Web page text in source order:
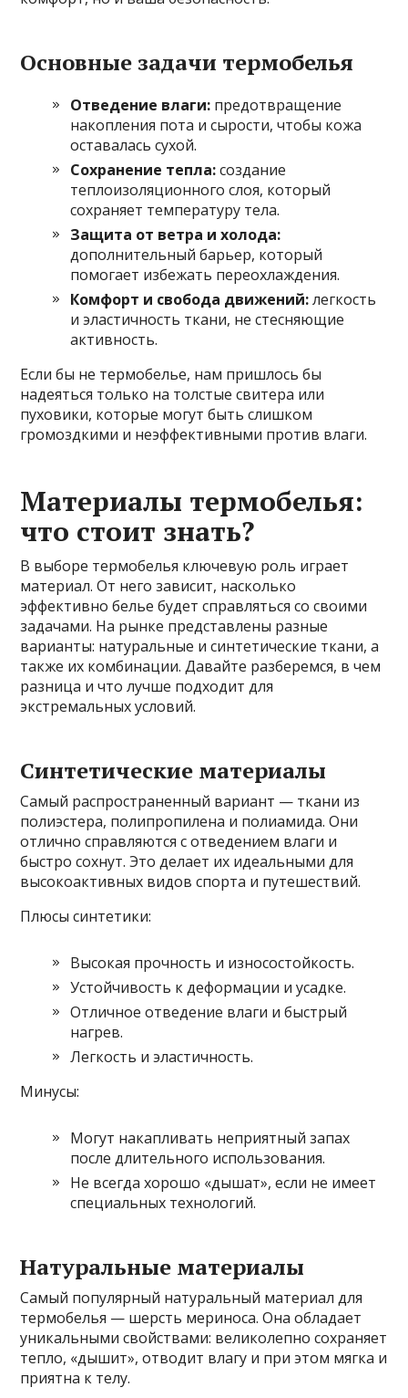
Основные задачи термобелья
Отведение влаги: предотвращение
накопления пота и сырости, чтобы кожа
оставалась сухой.
Сохранение тепла:создание
теплоизоляционного слоя, который
сохраняет температуру тела.
Защита от ветра и холода:
дополнительный барьер, который
помогает избежать переохлаждения.
Комфорт и свобода движений:легкость
и эластичность ткани, не стесняющие
активность.
Если бы не термобелье, нам пришлось бы
надеяться только на толстые свитера или
пуховики, которые могут быть слишком
громоздкими и неэффективными против влаги.
Материалы термобелья:
что стоит знать?
В выборе термобелья ключевую роль играет
материал. От него зависит, насколько
эффективно белье будет справляться со своими
задачами. На рынке представлены разные
варианты: натуральные и синтетические ткани, а
также их комбинации. Давайте разберемся, в чем
разница и что лучше подходит для
экстремальных условий.
Синтетические материалы
Самый распространенный вариант — ткани из
полиэстера, полипропилена и полиамида. Они
отлично справляются с отведением влаги и
быстро сохнут. Это делает их идеальными для
высокоактивных видов спорта и путешествий.
Плюсы синтетики:
Высокая прочность и износостойкость.
Устойчивость к деформации и усадке.
Отличное отведение влаги и быстрый
нагрев.
Легкость и эластичность.
Минусы:
Могут накапливать неприятный запах
после длительного использования.
Не всегда хорошо «дышат», если не имеет
специальных технологий.
Натуральные материалы
Самый популярный натуральный материал для
термобелья — шерсть мериноса. Она обладает
уникальными свойствами: великолепно сохраняет
тепло, «дышит», отводит влагу и при этом мягка и
приятна к телу.